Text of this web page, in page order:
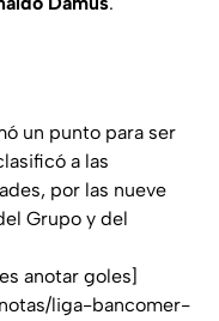
un punto para ser
a las
por las nueve
Grupo y del
anotar goles]
liga-bancomer-